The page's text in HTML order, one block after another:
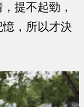
提不起勁，
，所以才決